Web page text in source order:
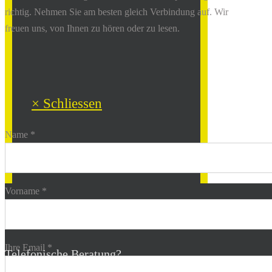
richtig. Nehmen Sie am besten gleich Verbindung auf. Wir
freuen uns, von Ihnen zu hören oder zu lesen.
× Schliessen
Name *
Vorname *
Ihre Email *
Telefonische Beratung?